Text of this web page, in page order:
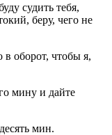
судить тебя,
беру, чего не
в оборот, чтобы я,
мину и дайте
мин.